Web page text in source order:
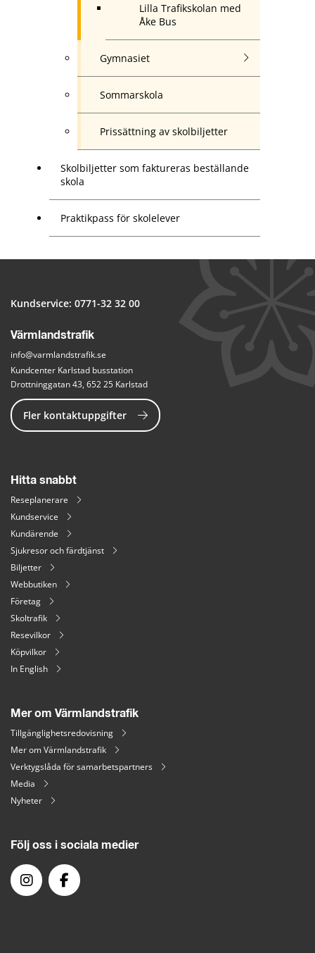
Lilla Trafikskolan med
Åke Bus
Gymnasiet
Sommarskola
Prissättning av skolbiljetter
Skolbiljetter som faktureras beställande
skola
Praktikpass för skolelever
Kundservice: 0771-32 32 00
Värmlandstrafik
info@varmlandstrafik.se
Kundcenter Karlstad busstation
Drottninggatan 43, 652 25 Karlstad
Fler kontaktuppgifter
Hitta snabbt
Reseplanerare
Kundservice
Kundärende
Sjukresor och färdtjänst
Biljetter
Webbutiken
Företag
Skoltrafik
Resevilkor
Köpvilkor
In English
Mer om Värmlandstrafik
Tillgänglighetsredovisning
Mer om Värmlandstrafik
Verktygslåda för samarbetspartners
Media
Nyheter
Följ oss i sociala medier